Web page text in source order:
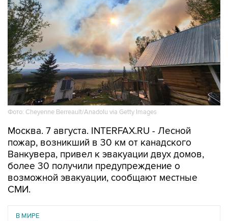
Фото: Cheyenne Berreault/Anadolu via Getty Images
Москва. 7 августа. INTERFAX.RU - Лесной
пожар, возникший в 30 км от канадского
Ванкувера, привел к эвакуации двух домов,
более 30 получили предупреждение о
возможной эвакуации, сообщают местные
СМИ.
В МИРЕ